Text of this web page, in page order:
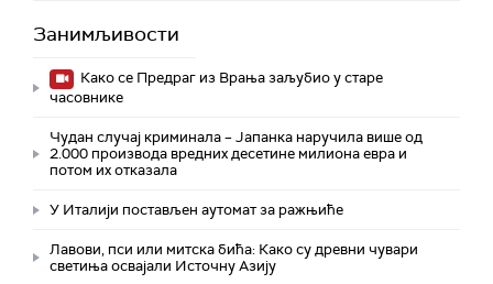
Занимљивости
Како се Предраг из Врања заљубио у старе
часовнике
Чудан случај криминала – Јапанка наручила више од
2.000 производа вредних десетине милиона евра и
потом их отказала
У Италији постављен аутомат за ражњиће
Лавови, пси или митска бића: Како су древни чувари
светиња освајали Источну Азију